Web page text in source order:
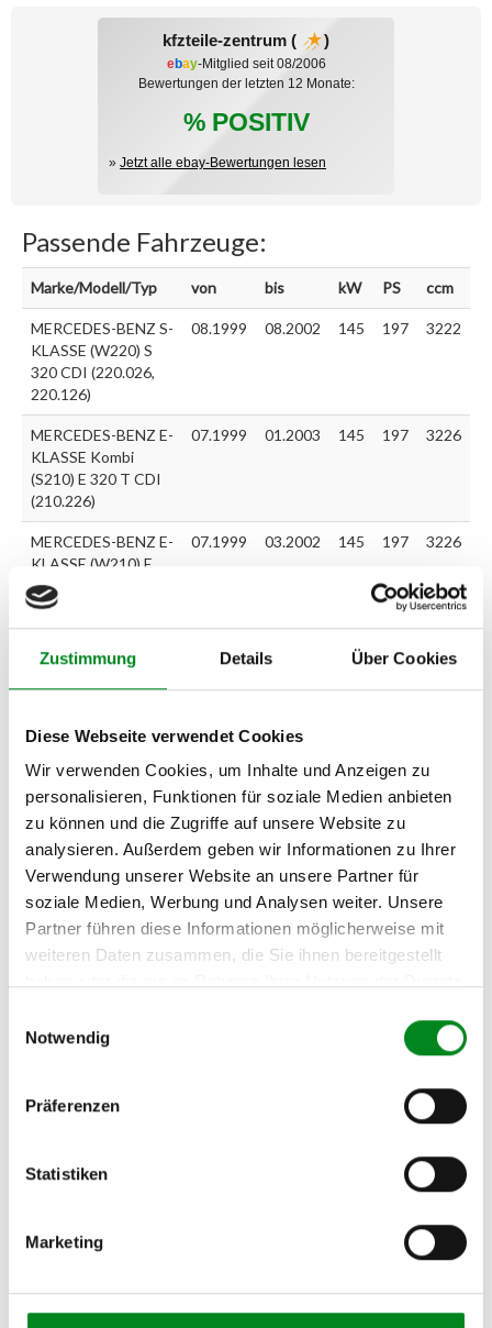
Zustimmung Details Über Cookies
Diese Webseite verwendet Cookies
Wir verwenden Cookies, um Inhalte und Anzeigen zu
personalisieren, Funktionen für soziale Medien anbieten
zu können und die Zugriffe auf unsere Website zu
analysieren. Außerdem geben wir Informationen zu Ihrer
Verwendung unserer Website an unsere Partner für
soziale Medien, Werbung und Analysen weiter. Unsere
Partner führen diese Informationen möglicherweise mit
weiteren Daten zusammen, die Sie ihnen bereitgestellt
Notwendig
Präferenzen
Statistiken
Marketing
kfzteile-zentrum ( )
ebay-Mitglied seit 08/2006
Bewertungen der letzten 12 Monate:
% POSITIV
» Jetzt alle ebay-Bewertungen lesen
Passende Fahrzeuge:
Marke/Modell/Typ von bis kW PS ccm
MERCEDES-BENZ S-
KLASSE (W220) S
320 CDI (220.026,
220.126)
08.1999 08.2002 145 197 3222
MERCEDES-BENZ E-
KLASSE Kombi
(S210) E 320 T CDI
(210.226)
07.1999 01.2003 145 197 3226
MERCEDES-BENZ E-
KLASSE (W210) E
320 CDI (210.026)
07.1999 03.2002 145 197 3226
Zur exakten Fahrzeug-Identifizierung können Sie auch unseren
(2.1) und zu 3 (2.2) oder
Fahrgestellnummer
Passendes Fahrzeug nicht dabei?
Fahrzeug-Suche für AT-Einspritzpumpen»
Oder einfachim Chat nachfragen.
Hersteller/EU Verantwortliche
Person
Unternehmensname:
TMC Turbolader Manufaktur Coesfeld
Am Wasserturm 55, Coesfeld, NRW, 48653, DE